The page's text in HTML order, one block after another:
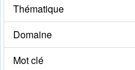
Thématique
Domaine
Mot clé